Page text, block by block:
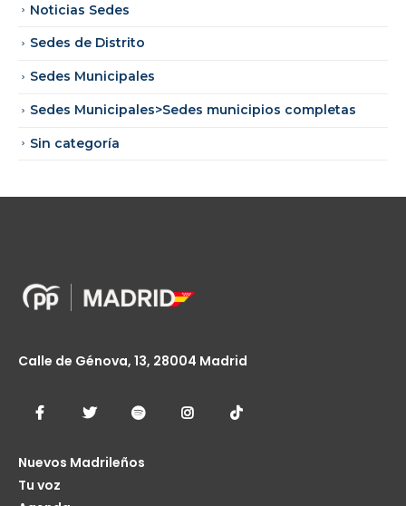
Noticias Sedes
Sedes de Distrito
Sedes Municipales
Sedes Municipales>Sedes municipios completas
Sin categoría
Calle de Génova, 13, 28004 Madrid
Nuevos Madrileños
Tu voz